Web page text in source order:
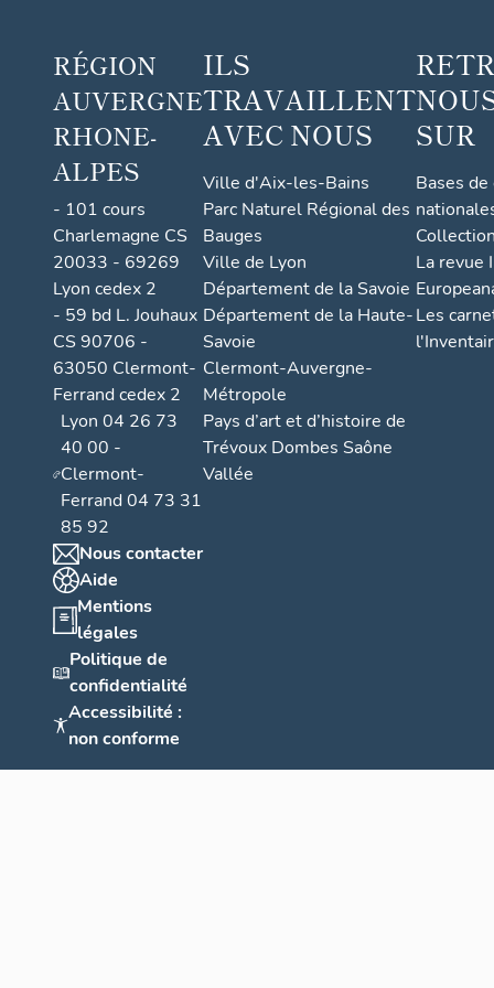
Sail-
sous-
Couz
an
RÉGION
AUVERGNE
RHONE-
ALPES
- 101 cours
Charlemagne CS
20033 - 69269
Lyon cedex 2
- 59 bd L. Jouhaux
CS 90706 -
63050 Clermont-
Ferrand cedex 2
Lyon 04 26 73
40 00 -
Clermont-
Ferrand 04 73 31
85 92
Nous contacter
Aide
Mentions
légales
Politique de
confidentialité
Accessibilité :
non conforme
ILS
TRAVAILLENT
AVEC NOUS
Ville d'Aix-les-Bains
Parc Naturel Régional des
Bauges
Ville de Lyon
Département de la Savoie
Département de la Haute-
Savoie
Clermont-Auvergne-
Métropole
Pays d’art et d’histoire de
Trévoux Dombes Saône
Vallée
SUR
Bases
La revue
Les